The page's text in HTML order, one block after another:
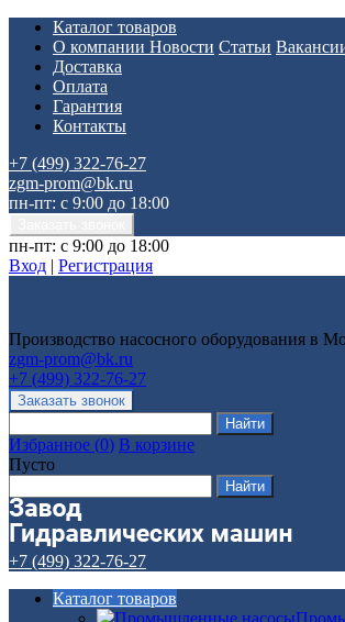
Каталог товаров
О компании Новости Статьи
Доставка
Оплата
Гарантия
Контакты
+7 (499) 322-76-27
zgm-prom@bk.ru
пн-пт: с 9:00 до 18:00
пн-пт: с 9:00 до 18:00
Вход | Регистрация
Производство насосного оборудования в
zgm-prom@bk.ru
+7 (499) 322-76-27
Избранное (0) В корзине
Пусто
+7 (499) 322-76-27
Каталог товаров